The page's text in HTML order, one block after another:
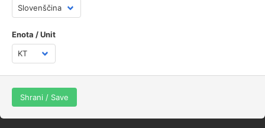
Enota / Unit
Shrani / Save
se strinjate z uporabo piškotkov.